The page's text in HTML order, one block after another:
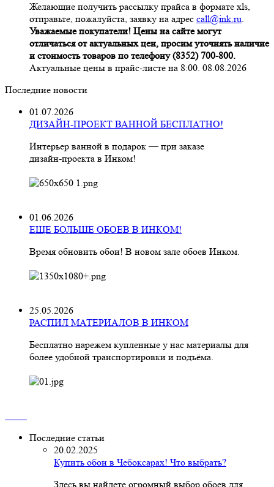
Желающие получить рассылку прайса в формате xls,
отправьте, пожалуйста, заявку на адрес call@ink.ru.
Уважаемые покупатели! Цены на сайте могут
отличаться от актуальных цен, просим уточнять наличие
и стоимость товаров по телефону (8352) 700-800.
Актуальные цены в прайс-листе на 8:00. 08.08.2026
Последние новости
01.07.2026
ДИЗАЙН-ПРОЕКТ ВАННОЙ БЕСПЛАТНО!
Интерьер ванной в подарок — при заказе
дизайн‑проекта в Инком!
01.06.2026
ЕЩЕ БОЛЬШЕ ОБОЕВ В ИНКОМ!
Время обновить обои! В новом зале обоев Инком.
25.05.2026
РАСПИЛ МАТЕРИАЛОВ В ИНКОМ
Бесплатно нарежем купленные у нас материалы для
более удобной транспортировки и подъёма.
Последние статьи
20.02.2025
Купить обои в Чебоксарах! Что выбрать?
Здесь вы найдете огромный выбор обоев для